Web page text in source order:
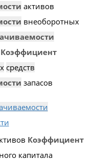
активов
внеоборотных
Коэффициент
средств
запасов
Коэффициент
капитала